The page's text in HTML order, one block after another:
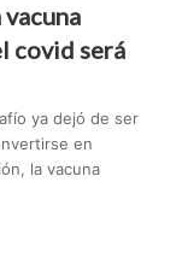
covid será
ya dejó de ser
en
la vacuna